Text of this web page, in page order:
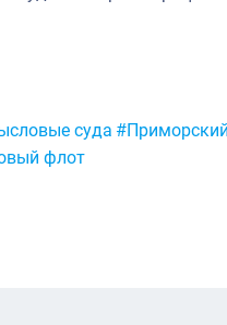
суда
флот